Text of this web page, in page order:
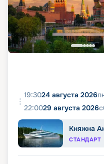
19:3024 августа 2026
22:0029 августа 2026
Княжна
СТАНДАРТ